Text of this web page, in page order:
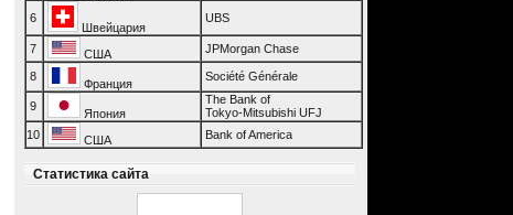
6
Швейцария
UBS
7 США JPMorgan Chase
8
Франция
Société Générale
9
Япония
The Bank of
Tokyo-Mitsubishi UFJ
10
США Bank of America
Статистика сайта